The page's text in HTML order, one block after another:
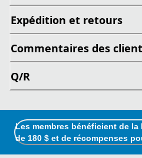
Expédition et retours
Commentaires des
Q/R
Les membres bénéficient de
de 180 $ et de récompenses